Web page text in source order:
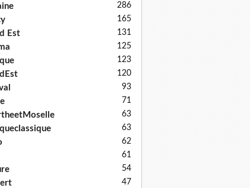
286
165
Est 131
125
123
120
93
71
63
63
62
61
54
47